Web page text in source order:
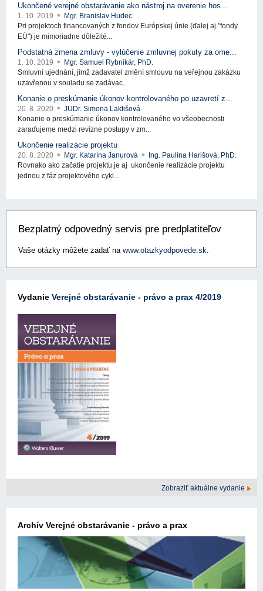
Ukončené verejné obstarávanie ako nástroj na overenie hos...
1. 10. 2019
Mgr. Branislav Hudec
Pri projektoch financovaných z fondov Európskej únie (ďalej aj "fondy
EÚ") je mimoriadne dôležité...
Podstatná zmena zmluvy - vylúčenie zmluvnej pokuty za ome...
1. 10. 2019
Mgr. Samuel Rybnikár, PhD.
Smluvní ujednání, jímž zadavatel změní smlouvu na veřejnou zakázku
uzavřenou v souladu se zadávac...
Konanie o preskúmanie úkonov kontrolovaného po uzavretí z...
20. 8. 2020
JUDr. Simona Laktišová
Konanie o preskúmanie úkonov kontrolovaného vo všeobecnosti
zaraďujeme medzi revízne postupy v zm...
Ukončenie realizácie projektu
20. 8. 2020 Mgr. Katarína Janurová
Ing. Paulína Harišová, PhD.
Rovnako ako začatie projektu je aj ukončenie realizácie projektu
jednou z fáz projektového cykl...
Bezplatný odpovedný servis pre predplatiteľov
Vaše otázky môžete zadať na www.otazkyodpovede.sk.
Vydanie Verejné obstarávanie - právo a prax 4/2019
Zobraziť aktuálne vydanie
Archív Verejné obstarávanie - právo a prax